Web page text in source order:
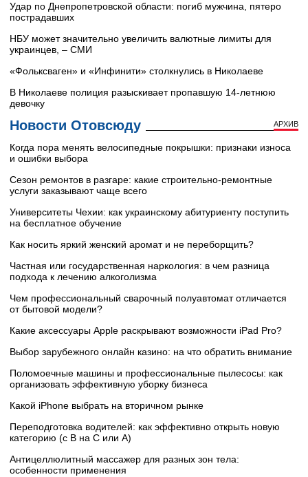
Удар по Днепропетровской области: погиб мужчина, пятеро
пострадавших
НБУ может значительно увеличить валютные лимиты для
украинцев, – СМИ
«Фольксваген» и «Инфинити» столкнулись в Николаеве
В Николаеве полиция разыскивает пропавшую 14-летнюю
девочку
Новости Отовсюду АРХИВ
Когда пора менять велосипедные покрышки: признаки износа
и ошибки выбора
Сезон ремонтов в разгаре: какие строительно-ремонтные
услуги заказывают чаще всего
Университеты Чехии: как украинскому абитуриенту поступить
на бесплатное обучение
Как носить яркий женский аромат и не переборщить?
Частная или государственная наркология: в чем разница
подхода к лечению алкоголизма
Чем профессиональный сварочный полуавтомат отличается
от бытовой модели?
Какие аксессуары Apple раскрывают возможности iPad Pro?
Выбор зарубежного онлайн казино: на что обратить внимание
Поломоечные машины и профессиональные пылесосы: как
организовать эффективную уборку бизнеса
Какой iPhone выбрать на вторичном рынке
Переподготовка водителей: как эффективно открыть новую
категорию (с B на C или А)
Антицеллюлитный массажер для разных зон тела:
особенности применения